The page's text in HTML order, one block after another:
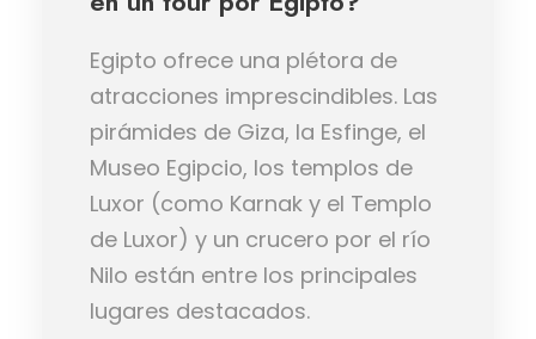
Egipto ofrece una plétora de
atracciones imprescindibles. Las
pirámides de Giza, la Esfinge, el
Museo Egipcio, los templos de
Luxor (como Karnak y el Templo
de Luxor) y un crucero por el río
Nilo están entre los principales
lugares destacados.